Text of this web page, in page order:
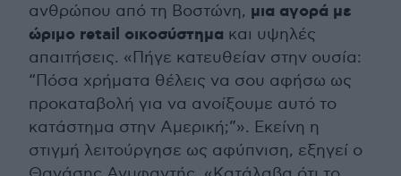
ανθρώπου από τη Βοστώνη, μια αγορά με
ώριμο retail οικοσύστημα και υψηλές
απαιτήσεις. «Πήγε κατευθείαν στην ουσία:
“Πόσα χρήματα θέλεις να σου αφήσω ως
προκαταβολή για να ανοίξουμε αυτό το
κατάστημα στην Αμερική;”». Εκείνη η
στιγμή λειτούργησε ως αφύπνιση, εξηγεί ο